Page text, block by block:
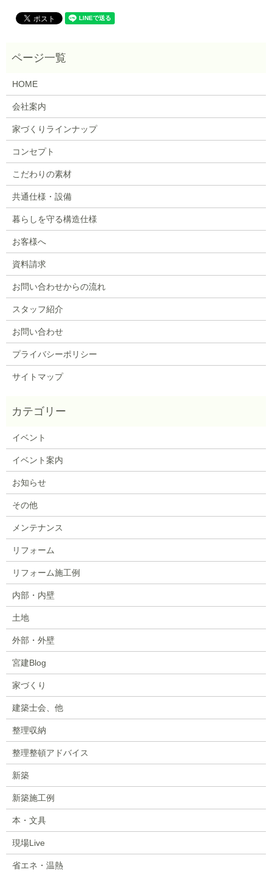
HOME
会社案内
家づくりラインナップ
コンセプト
こだわりの素材
共通仕様・設備
暮らしを守る構造仕様
お客様へ
資料請求
お問い合わせからの流れ
スタッフ紹介
お問い合わせ
プライバシーポリシー
サイトマップ
イベント
イベント案内
お知らせ
その他
メンテナンス
リフォーム
リフォーム施工例
内部・内壁
土地
外部・外壁
宮建Blog
家づくり
建築士会、他
整理収納
整理整頓アドバイス
新築
新築施工例
本・文具
現場Live
省エネ・温熱